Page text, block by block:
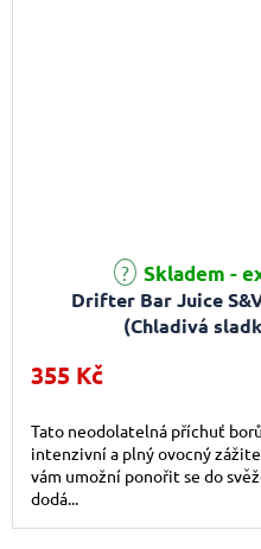
Drifter Bar Juice
(Chladivá
Skladem -
355 Kč
Tato neodolatelná příchuť
intenzivní a plný ovocný
vám umožní ponořit se do
dodá...